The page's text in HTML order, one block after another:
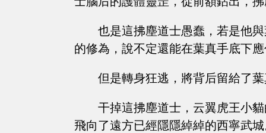
也是這拂塵道士愚蠢，若是他
的修為，說不定還能在葉真手底下
但是轉身狂逃，將背后留給了
干掉這拂塵道士，云翼虎王小
飛向了遠方已經隱隱綽綽的西寧武